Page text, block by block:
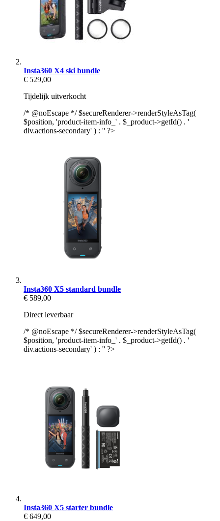
Insta360 X4 ski bundle
€ 529,00
Tijdelijk uitverkocht
/* @noEscape */ $secureRenderer->renderStyleAsTag(
$position, 'product-item-info_' . $_product->getId() . '
div.actions-secondary' ) : '' ?>
Insta360 X5 standard bundle
€ 589,00
Direct leverbaar
/* @noEscape */ $secureRenderer->renderStyleAsTag(
$position, 'product-item-info_' . $_product->getId() . '
div.actions-secondary' ) : '' ?>
Insta360 X5 starter bundle
€ 649,00